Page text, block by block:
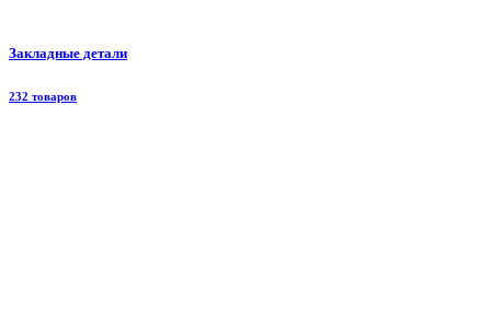
Закладные детали
232 товаров